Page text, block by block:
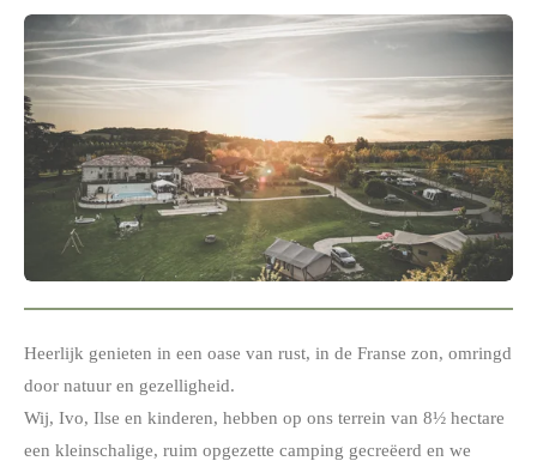
Heerlijk genieten in een oase van rust, in de Franse zon, omringd
door natuur en gezelligheid.
​Wij, Ivo, Ilse en kinderen, hebben op ons terrein van 8½ hectare
een kleinschalige, ruim opgezette camping gecreëerd en we